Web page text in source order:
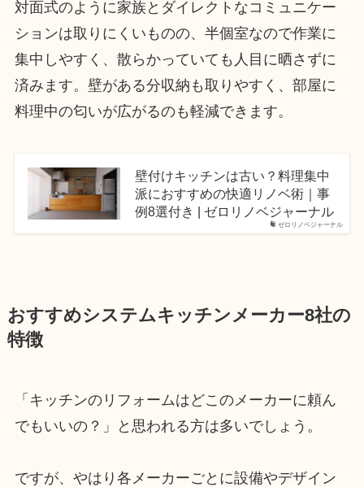
対面式のように家族とダイレクトなコミュニケー
ションは取りにくいものの、半個室なので作業に
集中しやすく、散らかっていても人目に晒さずに
済みます。壁がある分収納も取りやすく、部屋に
料理中の匂いが広がるのも軽減できます。
ゼロリノベジャーナル
壁付けキッチンは古い？料理集中
派におすすめの快適リノベ術｜事
例8選付き | ゼロリノベジャーナル
おすすめシステムキッチンメーカー8社の
特徴
「キッチンのリフォームはどこのメーカーに頼ん
でもいいの？」と思われる方は多いでしょう。
ですが、やはり各メーカーごとに設備やデザイン